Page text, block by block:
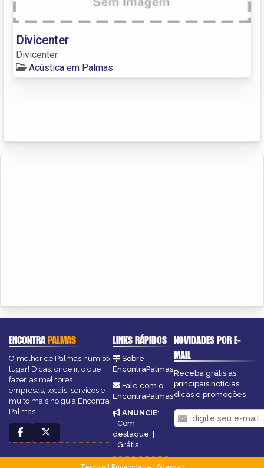
Divicenter
Divicenter
Acústica em Palmas
ENCONTRAPALMAS
O melhor de Palmas num só
lugar! Dicas, onde ir, o que
fazer, as melhores
empresas, locais, serviços e
muito mais no guia Encontra
Palmas.
LINKS RÁPIDOS
Sobre
EncontraPalmas
Fale com o
EncontraPalmas
ANUNCIE:
Com
destaque |
Grátis
NOVIDADES POR E-
MAIL
Receba grátis as
principais notícias,
dicas e promoções